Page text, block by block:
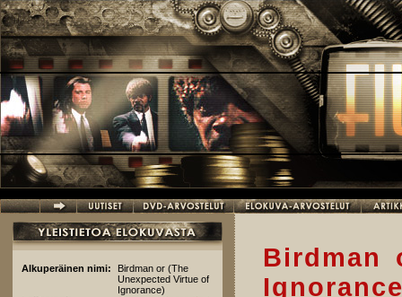
Hyppää pääsisältöön
Alkuperäinen nimi:
Birdman or (The
Unexpected Virtue of
Ignorance)
Birdman